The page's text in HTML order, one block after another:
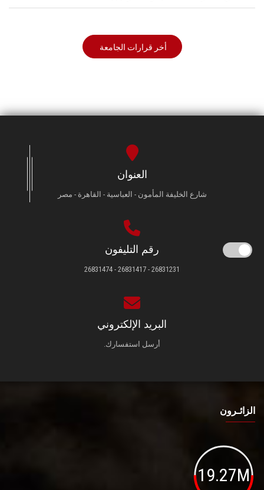
أخر قرارات الجامعة
العنوان
شارع الخليفة المأمون - العباسية - القاهرة - مصر
رقم التليفون
26831231 - 26831417 - 26831474
البريد الإلكتروني
أرسل استفسارك.
الزائـرون
19.27M